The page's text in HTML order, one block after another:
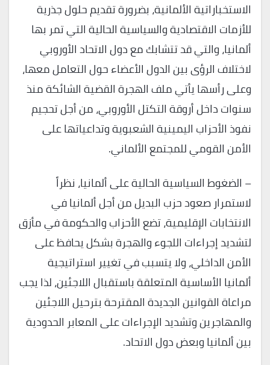
الاستخباراتية الألمانية، بضرورة تقديم حلول جذرية
للأزمات الاقتصادية والسياسية الحالية التي تمر بها
ألمانيا، والتي قد تتشابك مع دول الاتحاد الأوروبي
لاختلاف الرؤى بين الدول الأعضاء حول التعامل معها،
وعلى رأسها يأتي ملف الهجرة القضية الشائكة منذ
سنوات داخل أروقة التكتل الأوروبي، من أجل تحجيم
نفوذ الأحزاب اليمينية الشعبوية وتداعياتها على
الأمن القومي للمجتمع الألماني.
– الضغوط السياسية الحالية على ألمانيا، نظراً
لاستمرار صعود حزب البديل من أجل ألمانيا في
الانتخابات الإقليمية، تضع الأحزاب والحكومة في مأزق
لتشديد إجراءات اللجوء والهجرة بشكل يحافظ على
الأمن الداخلي، ولا يتسبب في تغيير استراتيجية
ألمانيا الأساسية المتعلقة باستقبال اللاجئين، لذا يجب
مراعاة القوانين الجديدة المقترحة بترحيل اللاجئين
والمهاجرين وتشديد الإجراءات على المعابر الحدودية
بين ألمانيا وبعض دول الاتحاد.